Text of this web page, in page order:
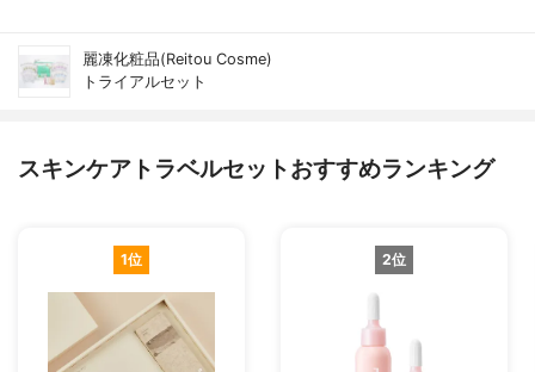
麗凍化粧品(Reitou Cosme)
トライアルセット
スキンケアトラベルセットおすすめランキング
1位 2位